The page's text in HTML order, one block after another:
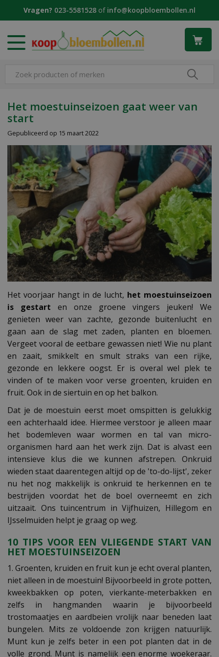
Vragen? 023-5581528 of info@koopbloembollen.nl
Het moestuinseizoen gaat weer van
start
Gepubliceerd op 15 maart 2022
Het voorjaar hangt in de lucht, het moestuinseizoen
is gestart en onze groene vingers jeuken! We
genieten weer van zachte, gezonde buitenlucht en
gaan aan de slag met zaden, planten en bloemen.
Vergeet vooral de eetbare gewassen niet! Wie nu plant
en zaait, smikkelt en smult straks van een rijke,
gezonde en lekkere oogst. Er is overal wel plek te
vinden of te maken voor verse groenten, kruiden en
fruit. Ook in de siertuin en op het balkon.
Dat je de moestuin eerst moet omspitten is gelukkig
een achterhaald idee. Hiermee verstoor je alleen maar
het bodemleven waar wormen en tal van micro-
organismen hard aan het werk zijn. Dat is alvast een
intensieve klus die we kunnen afstrepen. Onkruid
wieden staat daarentegen altijd op de 'to-do-lijst', zeker
nu het nog makkelijk is onkruid te herkennen en te
bestrijden voordat het de boel overneemt en zich
uitzaait. Ons tuincentrum in Vijfhuizen, Hillegom en
IJsselmuiden helpt je graag op weg.
10 TIPS VOOR EEN VLIEGENDE START VAN
HET MOESTUINSEIZOEN
1. Groenten, kruiden en fruit kun je echt overal planten,
niet alleen in de moestuin! Bijvoorbeeld in grote potten,
kweekbakken op poten, vierkante-meterbakken en
zelfs in hangmanden waarin je bijvoorbeeld
trostomaatjes en aardbeien vrolijk naar beneden laat
bungelen. Mits ze voldoende zon krijgen natuurlijk.
Munt kun je zelfs beter in een pot planten dat in de
volle grond. Munt is namelijk een enorme woekeraar.